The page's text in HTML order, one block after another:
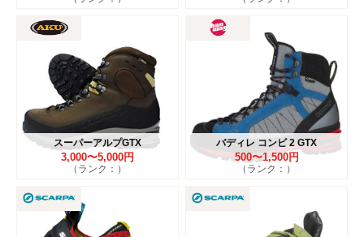
スーパーアルプGTX
3,000〜5,000円
（ランク：）
バディレ コンビ 2 GTX
500〜1,500円
（ランク：）